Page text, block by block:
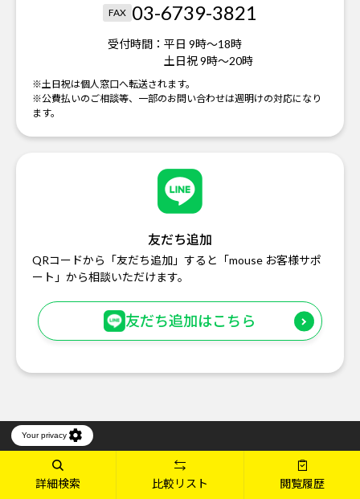
詳細検索 比較リスト 閲覧履歴
FAX 03-6739-3821
受付時間： 平日 9時～18時
土日祝 9時～20時
※土日祝は個人窓口へ転送されます。
※公費払いのご相談等、一部のお問い合わせは週明けの対応になり
ます。
友だち追加
QRコードから「友だち追加」すると「mouse お客様サポ
ート」から相談いただけます。
友だち追加はこちら
製品ラインアップ